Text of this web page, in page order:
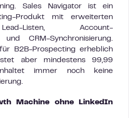
Sales Navigator ist ein
Produkt mit erweiterten
Listen, Account-
und CRM-Synchronisierung.
B2B-Prospecting erheblich
aber mindestens 99,99
immer noch keine
Machine ohne LinkedIn